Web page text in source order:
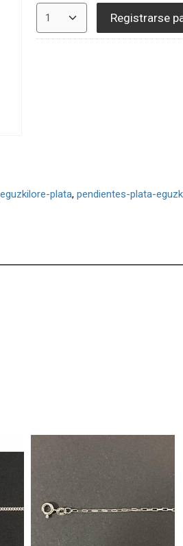
Registrarse
eguzkilore-plata pendientes-plata-